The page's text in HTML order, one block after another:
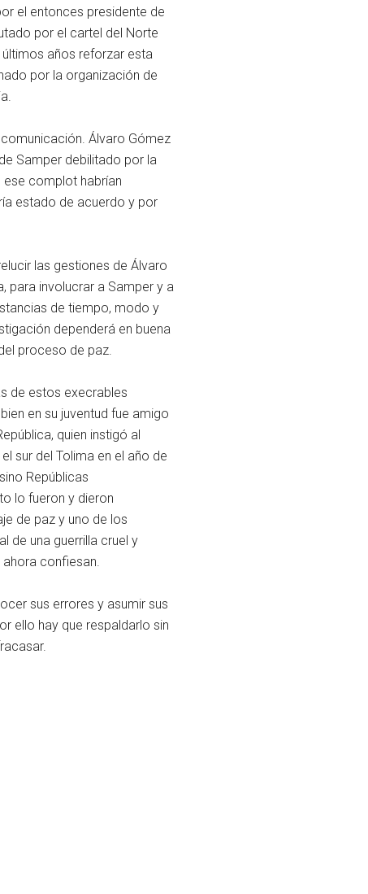
el entonces presidente de
por el cartel del Norte
años reforzar esta
por la organización de
Álvaro Gómez
Samper debilitado por la
ese complot habrían
estado de acuerdo y por
las gestiones de Álvaro
para involucrar a Samper y a
de tiempo, modo y
dependerá en buena
proceso de paz.
de estos execrables
en su juventud fue amigo
quien instigó al
sur del Tolima en el año de
Repúblicas
lo fueron y dieron
de paz y uno de los
de una guerrilla cruel y
confiesan.
sus errores y asumir sus
ello hay que respaldarlo sin